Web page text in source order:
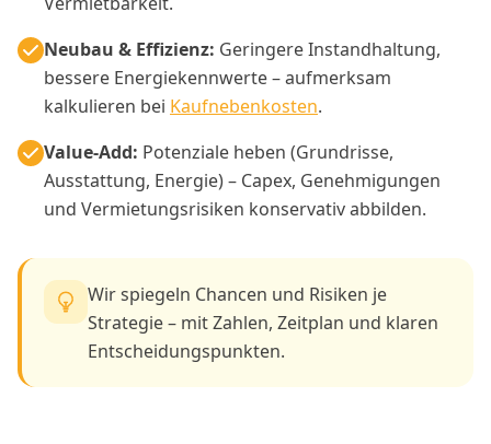
Neubau & Effizienz: Geringere Instandhaltung,
bessere Energiekennwerte – aufmerksam
kalkulieren bei Kaufnebenkosten.
Value-Add: Potenziale heben (Grundrisse,
Ausstattung, Energie) – Capex, Genehmigungen
und Vermietungsrisiken konservativ abbilden.
Wir spiegeln Chancen und Risiken je
Strategie – mit Zahlen, Zeitplan und klaren
Entscheidungspunkten.